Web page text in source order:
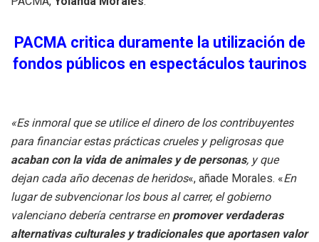
PACMA critica duramente la utilización de
fondos públicos en espectáculos taurinos
«Es inmoral que se utilice el dinero de los contribuyentes
para financiar estas prácticas crueles y peligrosas que
acaban con la vida de animales y de personas, y que
dejan cada año decenas de heridos«, añade Morales. «En
lugar de subvencionar los bous al carrer, el gobierno
valenciano debería centrarse en promover verdaderas
alternativas culturales y tradicionales que aportasen valor